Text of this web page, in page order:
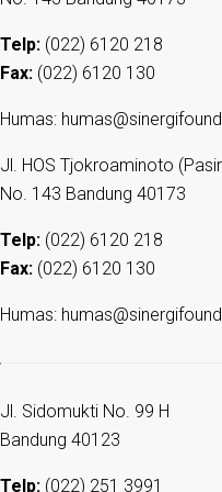
Telp: (022) 6120 218
Fax: (022) 6120 130
Humas:
Jl. HOS Tjokroaminoto
No. 143 Bandung 40173
Telp: (022) 6120 218
Fax: (022) 6120 130
Humas:
Jl. Sidomukti No. 99 H
Bandung 40123
Telp: (022) 251 3991